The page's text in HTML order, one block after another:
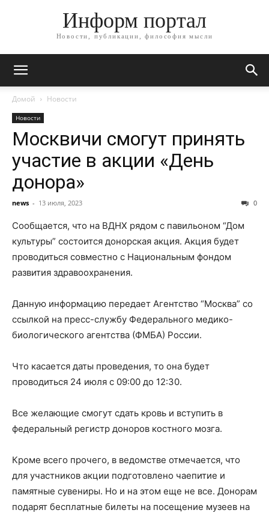
Информ портал
Новости, публикации, философия мысли
Домой Новости
Новости
Москвичи смогут принять
участие в акции «День
донора»
news - 13 июля, 2023 0
Сообщается, что на ВДНХ рядом с павильоном “Дом
культуры” состоится донорская акция. Акция будет
проводиться совместно с Национальным фондом
развития здравоохранения.
Данную информацию передает Агентство “Москва” со
ссылкой на пресс-службу Федерального медико-
биологического агентства (ФМБА) России.
Что касается даты проведения, то она будет
проводиться 24 июля с 09:00 до 12:30.
Все желающие смогут сдать кровь и вступить в
федеральный регистр доноров костного мозга.
Кроме всего прочего, в ведомстве отмечается, что
для участников акции подготовлено чаепитие и
памятные сувениры. Но и на этом еще не все. Донорам
подарят бесплатные билеты на посещение музеев на